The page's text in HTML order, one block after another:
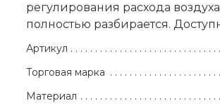
регулирования расхода
полностью разбирается.
Артикул
Торговая марка
Материал